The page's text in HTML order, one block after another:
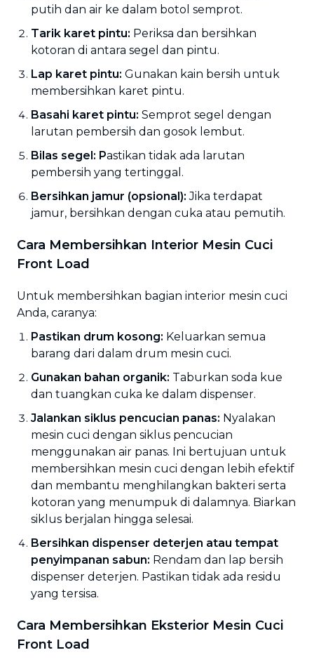
putih dan air ke dalam botol semprot.
Tarik karet pintu: Periksa dan bersihkan
kotoran di antara segel dan pintu.
Lap karet pintu: Gunakan kain bersih untuk
membersihkan karet pintu.
Basahi karet pintu: Semprot segel dengan
larutan pembersih dan gosok lembut.
Bilas segel: Pastikan tidak ada larutan
pembersih yang tertinggal.
Bersihkan jamur (opsional): Jika terdapat
jamur, bersihkan dengan cuka atau pemutih.
Cara Membersihkan Interior Mesin Cuci
Front Load
Untuk membersihkan bagian interior mesin cuci
Anda, caranya:
Pastikan drum kosong: Keluarkan semua
barang dari dalam drum mesin cuci.
Gunakan bahan organik: Taburkan soda kue
dan tuangkan cuka ke dalam dispenser.
Jalankan siklus pencucian panas: Nyalakan
mesin cuci dengan siklus pencucian
menggunakan air panas. Ini bertujuan untuk
membersihkan mesin cuci dengan lebih efektif
dan membantu menghilangkan bakteri serta
kotoran yang menumpuk di dalamnya. Biarkan
siklus berjalan hingga selesai.
Bersihkan dispenser deterjen atau tempat
penyimpanan sabun: Rendam dan lap bersih
dispenser deterjen. Pastikan tidak ada residu
yang tersisa.
Cara Membersihkan Eksterior Mesin Cuci
Front Load